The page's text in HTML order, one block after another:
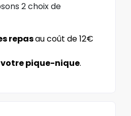
2 choix de
repasau coût de 12€
votre pique-nique.